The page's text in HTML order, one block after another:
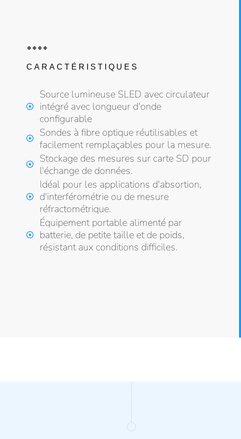
CARACTÉRISTIQUES
Source lumineuse SLED avec circulateur
intégré avec longueur d'onde
configurable
Sondes à fibre optique réutilisables et
facilement remplaçables pour la mesure.
Stockage des mesures sur carte SD pour
l'échange de données.
Idéal pour les applications d'absortion,
d'interférométrie ou de mesure
réfractométrique.
Équipement portable alimenté par
batterie, de petite taille et de poids,
résistant aux conditions difficiles.